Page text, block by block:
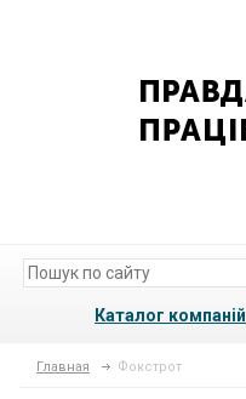
Каталог компаній
Главная Фокстрот